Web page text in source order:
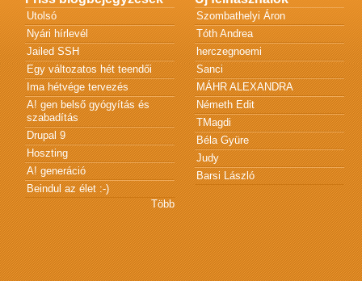
Utolsó
Nyári hírlevél
Jailed SSH
Egy változatos hét teendői
Ima hétvége tervezés
A! gen belső gyógyítás és
szabadítás
Drupal 9
Hoszting
A! generáció
Beindul az élet :-)
Több
Szombathelyi Áron
Tóth Andrea
herczegnoemi
Sanci
MÁHR ALEXANDRA
Németh Edit
TMagdi
Béla Gyüre
Judy
Barsi László